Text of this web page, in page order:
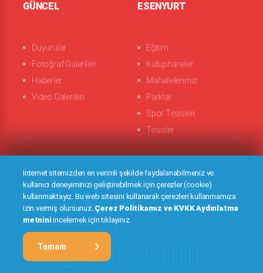
GÜNCEL
Duyurular
Fotoğraf Galerileri
Haberler
Video Galerileri
ESENYURT
Eğitim
Kütüphaneler
Mahallelerimiz
Parklar
Spor Tesisleri
Tesisler
İletişim Merkezi
444 0 411
WhatsApp Hattımız
+905338970000
İnternet sitemizden en verimli şekilde faydalanabilmeniz ve
kullanıcı deneyiminizi geliştirebilmek için çerezler (cookie)
kullanmaktayız. Bu web sitesini kullanarak çerezleri kullanmamıza
izin vermiş olursunuz. Çerez Politikamız ve KVKK Aydınlatma
metniniincelemek için tıklayınız.
Tamam